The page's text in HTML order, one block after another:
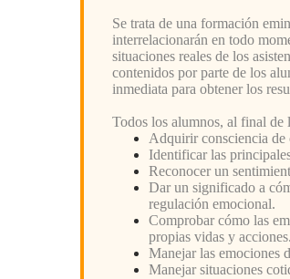
Se trata de una formación
interrelacionarán en todo
situaciones reales de los
contenidos por parte de los
inmediata para obtener los
Todos los alumnos, al final de
Adquirir consciencia de
Identificar las
Reconocer un
Dar un significado a
regulación emocional.
Comprobar cómo las
propias vidas y acciones.
Manejar las emociones
Manejar situaciones